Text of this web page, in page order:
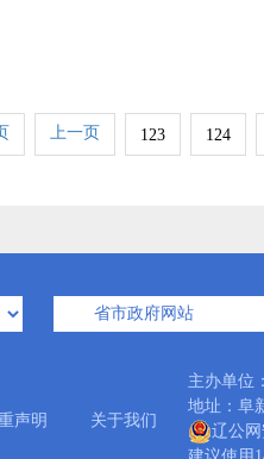
上一页 123 124
声明 关于我们
主办单位
地址：阜
辽公网